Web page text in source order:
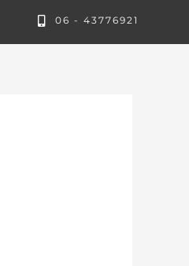
06 - 43776921